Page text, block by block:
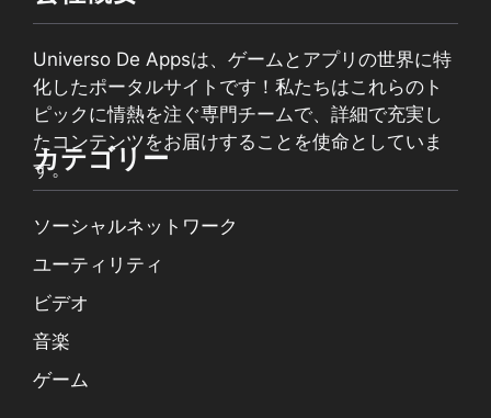
Universo De Appsは、ゲームとアプリの世界に特
化したポータルサイトです！私たちはこれらのト
ピックに情熱を注ぐ専門チームで、詳細で充実し
たコンテンツをお届けすることを使命としていま
す。
カテゴリー
ソーシャルネットワーク
ユーティリティ
ビデオ
音楽
ゲーム